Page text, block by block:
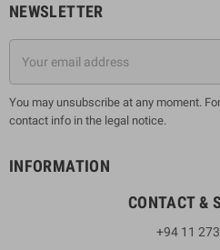
NEWSLETTER
You may unsubscribe at any moment.
contact info in the legal notice.
INFORMATION
CONTACT &
+94 11